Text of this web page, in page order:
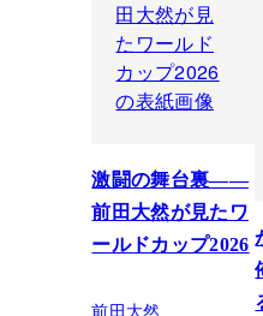
激闘の舞台裏――
前田大然が見たワ
ールドカップ2026
前田大然